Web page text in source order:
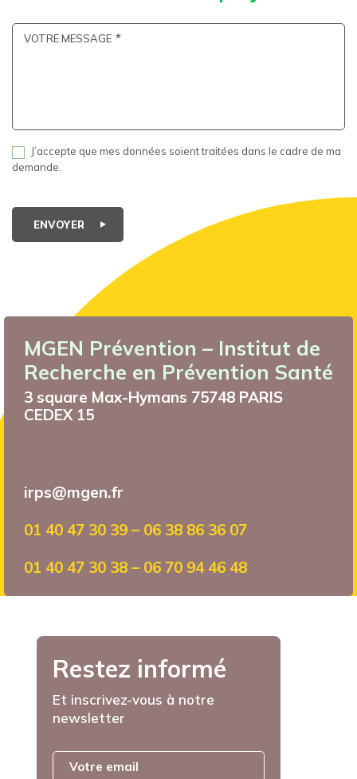
VOTRE MESSAGE
J’accepte que mes données soient traitées dans le cadre de ma
demande.
ENVOYER
MGEN Prévention – Institut de
Recherche en Prévention Santé
3 square Max-Hymans 75748 PARIS
CEDEX 15
irps@mgen.fr
01 40 47 30 39 – 06 38 86 36 07
01 40 47 30 38 – 06 70 94 46 48
Restez informé
Et inscrivez-vous à notre
newsletter